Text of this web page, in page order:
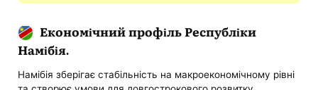
Економічний профіль Республіки
Намібія.
Намібія зберігає стабільність на макроекономічному рівні